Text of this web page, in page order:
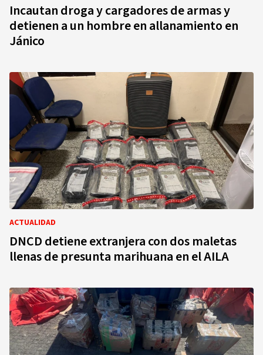
Incautan droga y cargadores de armas y
detienen a un hombre en allanamiento en
Jánico
ACTUALIDAD
DNCD detiene extranjera con dos maletas
llenas de presunta marihuana en el AILA